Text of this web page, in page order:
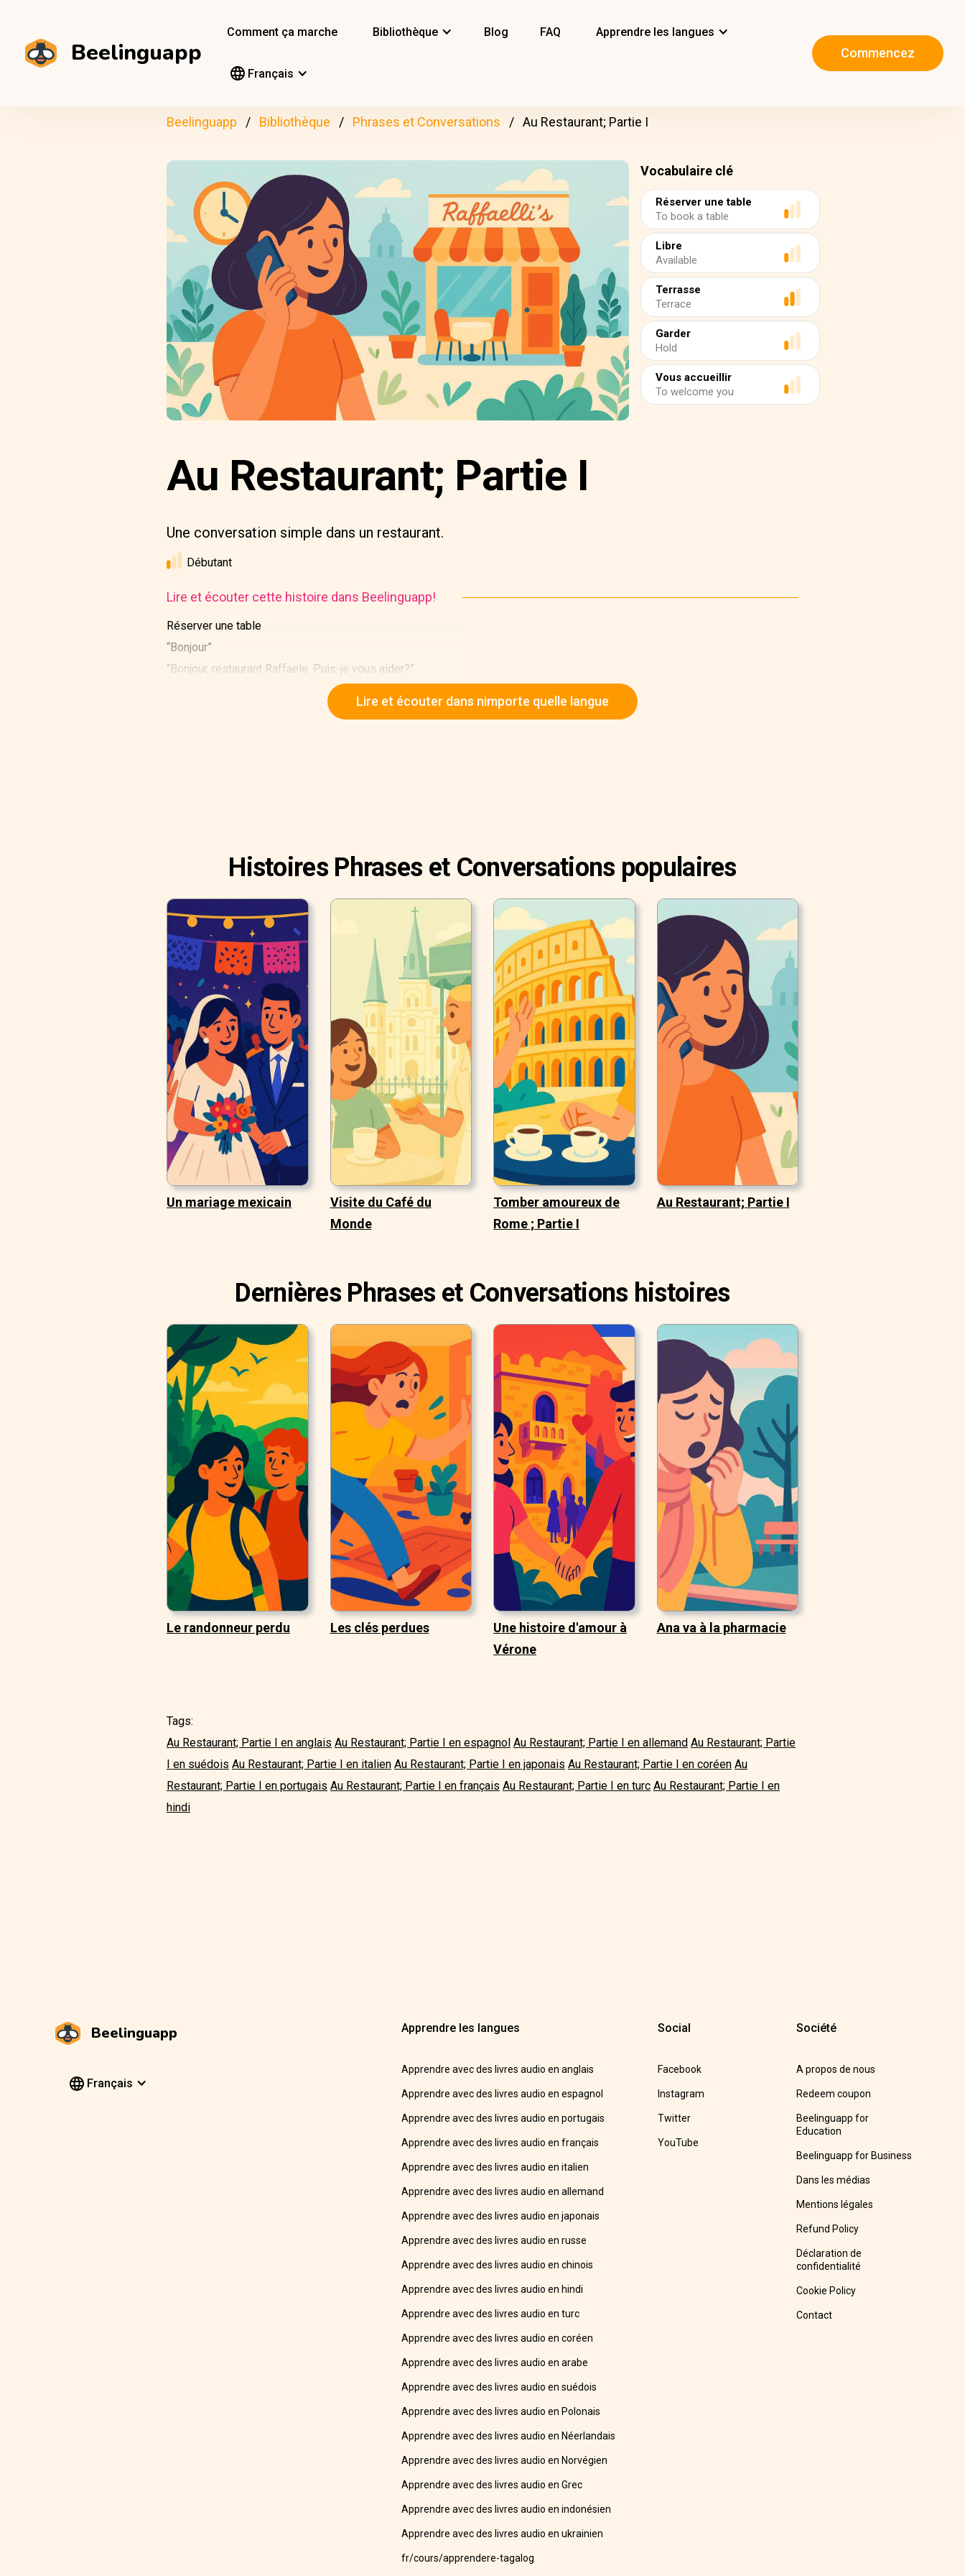
Beelinguapp
Comment ça marche Bibliothèque Blog FAQ Apprendre les langues
Français
Commencez
Beelinguapp Bibliothèque Phrases et Conversations Au Restaurant; Partie I
Vocabulaire clé
Réserver une table
To book a table
Libre
Available
Terrasse
Terrace
Garder
Hold
Vous accueillir
To welcome you
Au Restaurant; Partie I
Une conversation simple dans un restaurant.
Débutant
Lire et écouter cette histoire dans Beelinguapp!
Réserver une table
“Bonjour”
“Bonjour, restaurant Raffaele. Puis-je vous aider?”
“S’il vous plait, je voudrais réserver une table pour ce soir”.
“C’est parfait. Pour combien de personnes?”
Lire et écouter dans nimporte quelle langue
Histoires Phrases et Conversations populaires
Un mariage mexicain
Visite du Café du
Monde
Tomber amoureux de
Rome ; Partie I
Au Restaurant; Partie I
Dernières Phrases et Conversations histoires
Le randonneur perdu Les clés perdues
Une histoire d'amour à
Vérone
Ana va à la pharmacie
Tags:
Au Restaurant; Partie I en anglais Au Restaurant; Partie I en espagnol Au Restaurant; Partie I en allemand Au Restaurant; Partie
I en suédois Au Restaurant; Partie I en italien Au Restaurant; Partie I en japonais Au Restaurant; Partie I en coréen Au
Restaurant; Partie I en portugais Au Restaurant; Partie I en français Au Restaurant; Partie I en turc Au Restaurant; Partie I en
hindi
Beelinguapp
Français
Apprendre les langues
Apprendre avec des livres audio en anglais
Apprendre avec des livres audio en espagnol
Apprendre avec des livres audio en portugais
Apprendre avec des livres audio en français
Apprendre avec des livres audio en italien
Apprendre avec des livres audio en allemand
Apprendre avec des livres audio en japonais
Apprendre avec des livres audio en russe
Apprendre avec des livres audio en chinois
Apprendre avec des livres audio en hindi
Apprendre avec des livres audio en turc
Apprendre avec des livres audio en coréen
Apprendre avec des livres audio en arabe
Apprendre avec des livres audio en suédois
Apprendre avec des livres audio en Polonais
Apprendre avec des livres audio en Néerlandais
Apprendre avec des livres audio en Norvégien
Apprendre avec des livres audio en Grec
Apprendre avec des livres audio en indonésien
Apprendre avec des livres audio en ukrainien
fr/cours/apprendere-tagalog
Social
Facebook
Instagram
Twitter
YouTube
Société
A propos de nous
Redeem coupon
Beelinguapp for
Education
Beelinguapp for Business
Dans les médias
Mentions légales
Refund Policy
Déclaration de
confidentialité
Cookie Policy
Contact